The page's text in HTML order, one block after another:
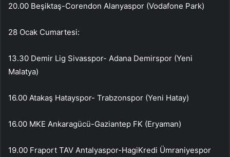
20.00 Beşiktaş-Corendon Alanyaspor (Vodafone Park)
28 Ocak Cumartesi:
13.30 Demir Lig Sivasspor- Adana Demirspor (Yeni
Malatya)
16.00 Atakaş Hatayspor- Trabzonspor (Yeni Hatay)
16.00 MKE Ankaragücü-Gaziantep FK (Eryaman)
19.00 Fraport TAV Antalyaspor-HagiKredi Ümraniyespor